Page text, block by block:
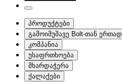
პროდუქტები
გამოიმუშავე Bolt-თან ერთად
კომპანია
უსაფრთხოება
მხარდაჭერა
ქალაქები